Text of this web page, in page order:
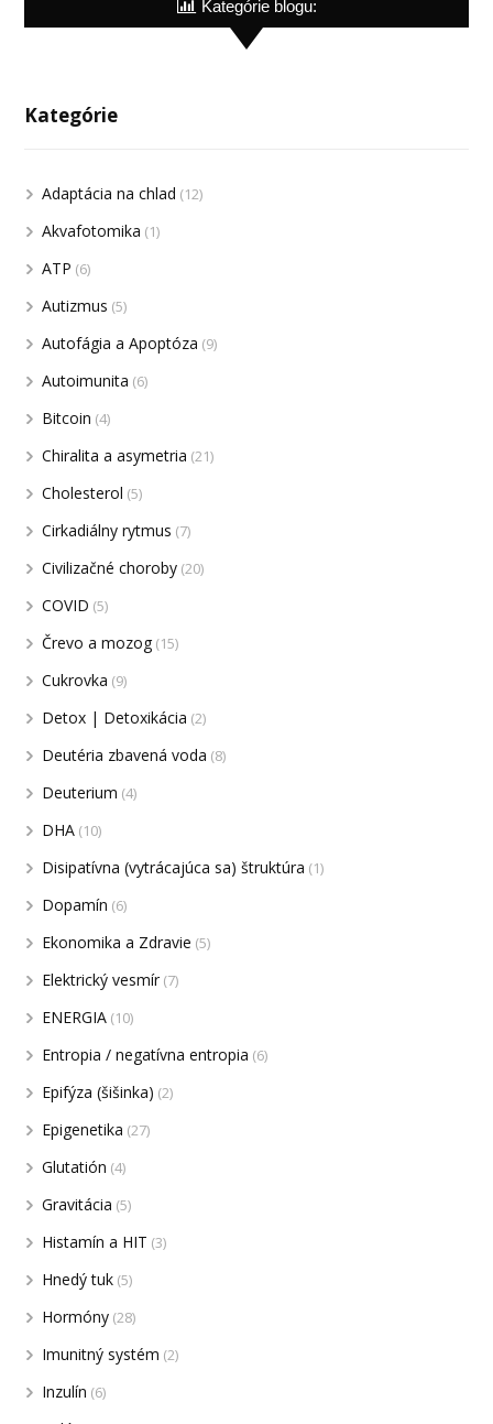
Kategórie blogu:
Kategórie
Adaptácia na chlad (12)
Akvafotomika (1)
ATP (6)
Autizmus (5)
Autofágia a Apoptóza (9)
Autoimunita (6)
Bitcoin (4)
Chiralita a asymetria (21)
Cholesterol (5)
Cirkadiálny rytmus (7)
Civilizačné choroby (20)
COVID (5)
Črevo a mozog (15)
Cukrovka (9)
Detox | Detoxikácia (2)
Deutéria zbavená voda (8)
Deuterium (4)
DHA (10)
Disipatívna (vytrácajúca sa) štruktúra (1)
Dopamín (6)
Ekonomika a Zdravie (5)
Elektrický vesmír (7)
ENERGIA (10)
Entropia / negatívna entropia (6)
Epifýza (šišinka) (2)
Epigenetika (27)
Glutatión (4)
Gravitácia (5)
Histamín a HIT (3)
Hnedý tuk (5)
Hormóny (28)
Imunitný systém (2)
Inzulín (6)